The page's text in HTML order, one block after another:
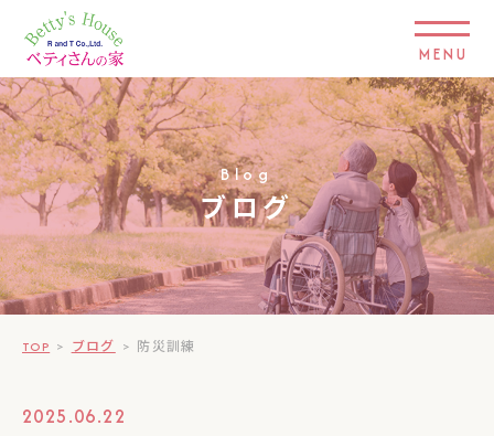
MENU
Blog
ブログ
TOP > ブログ > 防災訓練
2025.06.22